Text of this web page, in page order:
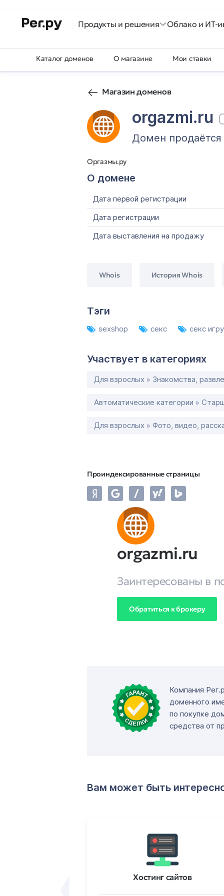
Продукты и решения Облако и ИТ-
Каталог доменов О магазине Мои ставки
Магазин доменов
orgazmi.ru
Домен продаётся
Оргазмы.ру
О домене
Дата первой регистрации
Дата регистрации
Дата выставления на продажу
Whois История Whois
Тэги
sexshop секс секс
Участвует в категориях
Для взрослых » Знакомства,
Автоматические категории »
Для взрослых » Фото, видео,
Проиндексированные страницы
orgazmi.ru
Заинтересованы в
Обратиться к брокеру
Компания
доменного
по покупке
средства от
Вам может быть
Хостинг сайтов